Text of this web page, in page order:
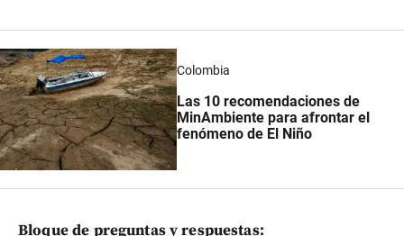
Colombia
Las 10 recomendaciones de
MinAmbiente para afrontar el
fenómeno de El Niño
Bloque de preguntas y respuestas: